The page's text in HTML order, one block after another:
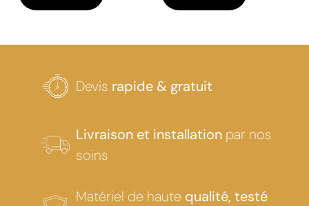
Devis rapide & gratuit
Livraison et installation par nos
soins
Matériel de haute qualité, testé